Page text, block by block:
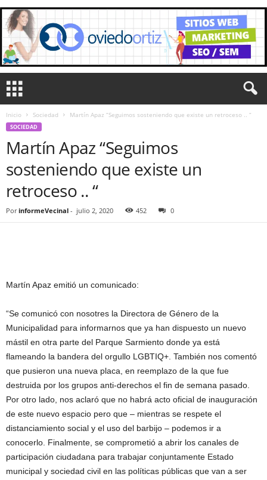
Inicio Sociedad Martín Apaz “Seguimos sosteniendo que existe un retroceso .. “
SOCIEDAD
Martín Apaz “Seguimos
sosteniendo que existe un
retroceso .. “
Por informeVecinal - julio 2, 2020 452 0
Martín Apaz emitió un comunicado:
“Se comunicó con nosotres la Directora de Género de la
Municipalidad para informarnos que ya han dispuesto un nuevo
mástil en otra parte del Parque Sarmiento donde ya está
flameando la bandera del orgullo LGBTIQ+. También nos comentó
que pusieron una nueva placa, en reemplazo de la que fue
destruida por los grupos anti-derechos el fin de semana pasado.
Por otro lado, nos aclaró que no habrá acto oficial de inauguración
de este nuevo espacio pero que – mientras se respete el
distanciamiento social y el uso del barbijo – podemos ir a
conocerlo. Finalmente, se comprometió a abrir los canales de
participación ciudadana para trabajar conjuntamente Estado
municipal y sociedad civil en las políticas públicas que van a ser